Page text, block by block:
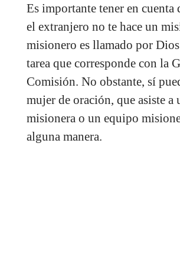
Es importante tener en cuenta
el extranjero no te hace un
misionero es llamado por
tarea que corresponde con la
Comisión. No obstante, sí
mujer de oración, que asiste a
misionera o un equipo
alguna manera.